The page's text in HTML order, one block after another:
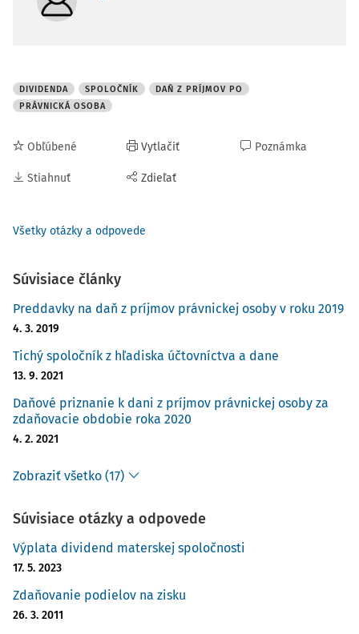
DIVIDENDA SPOLOČNÍK
DAŇ Z PRÍJMOV PO
PRÁVNICKÁ OSOBA
Obľúbené
Stiahnuť
Vytlačiť
Zdieľať
Poznámka
Všetky otázky a odpovede
Súvisiace články
Preddavky na daň z príjmov právnickej osoby v roku 2019
4. 3. 2019
Tichý spoločník z hľadiska účtovníctva a dane
13. 9. 2021
Daňové priznanie k dani z príjmov právnickej osoby za
zdaňovacie obdobie roka 2020
4. 2. 2021
Zobraziť všetko (17)
Súvisiace otázky a odpovede
Výplata dividend materskej spoločnosti
17. 5. 2023
Zdaňovanie podielov na zisku
26. 3. 2011